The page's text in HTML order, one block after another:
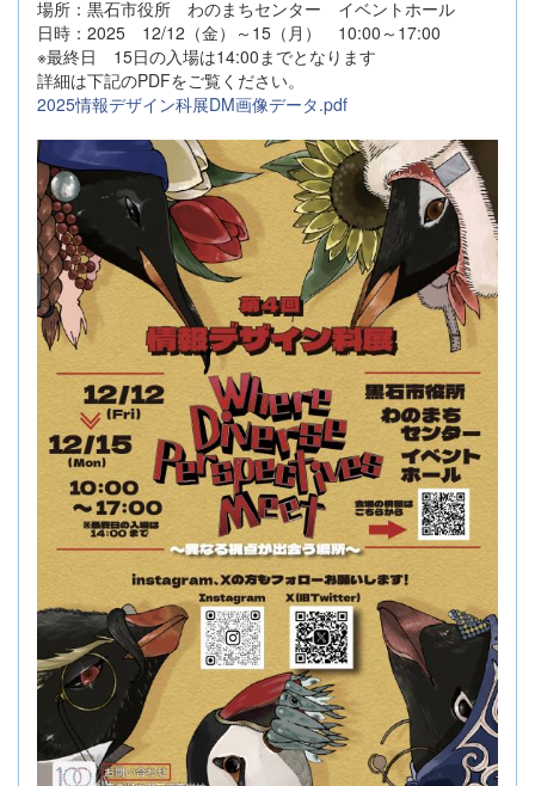
場所：黒石市役所 わのまちセンター イベントホール
日時：2025 12/12（金）～15（月） 10:00～17:00
※最終日 15日の入場は14:00までとなります
詳細は下記のPDFをご覧ください。
2025情報デザイン科展DM画像データ.pdf